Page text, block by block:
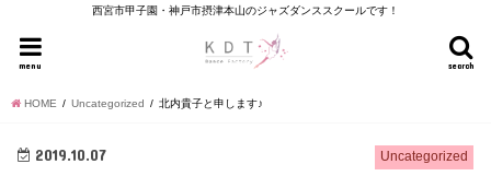
西宮市甲子園・神戸市摂津本山のジャズダンススクールです！
search
menu
HOME Uncategorized 北内貴子と申します♪
Uncategorized
2019.10.07